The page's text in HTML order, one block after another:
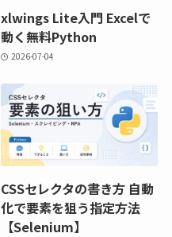
xlwings Lite入門 Excelで
動く無料Python
2026-07-04
CSSセレクタの書き方 自動
化で要素を狙う指定方法
【Selenium】